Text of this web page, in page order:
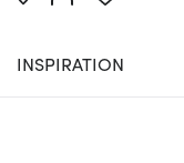
INSPIRATION